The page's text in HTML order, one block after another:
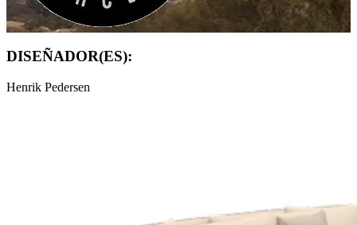
DISEÑADOR(ES):
Henrik Pedersen